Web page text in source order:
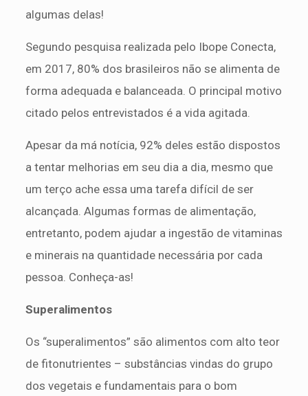
algumas delas!
Segundo pesquisa realizada pelo Ibope Conecta,
em 2017, 80% dos brasileiros não se alimenta de
forma adequada e balanceada. O principal motivo
citado pelos entrevistados é a vida agitada.
Apesar da má notícia, 92% deles estão dispostos
a tentar melhorias em seu dia a dia, mesmo que
um terço ache essa uma tarefa difícil de ser
alcançada. Algumas formas de alimentação,
entretanto, podem ajudar a ingestão de vitaminas
e minerais na quantidade necessária por cada
pessoa. Conheça-as!
Superalimentos
Os “superalimentos” são alimentos com alto teor
de fitonutrientes – substâncias vindas do grupo
dos vegetais e fundamentais para o bom